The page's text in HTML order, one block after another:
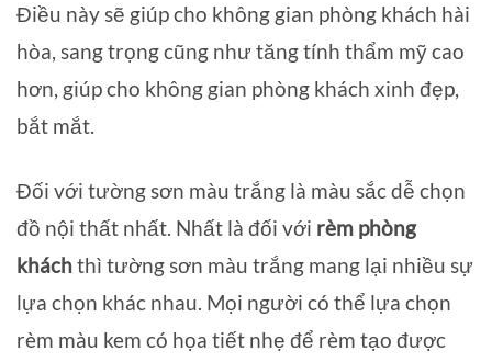
Điều này sẽ giúp cho không gian phòng khách hài
hòa, sang trọng cũng như tăng tính thẩm mỹ cao
hơn, giúp cho không gian phòng khách xinh đẹp,
bắt mắt.
Đối với tường sơn màu trắng là màu sắc dễ chọn
đồ nội thất nhất. Nhất là đối với rèm phòng
kháchthì tường sơn màu trắng mang lại nhiều sự
lựa chọn khác nhau. Mọi người có thể lựa chọn
rèm màu kem có họa tiết nhẹ để rèm tạo được